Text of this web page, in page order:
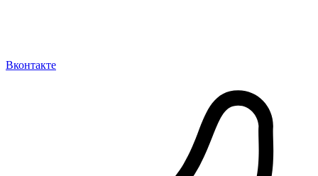
Вконтакте